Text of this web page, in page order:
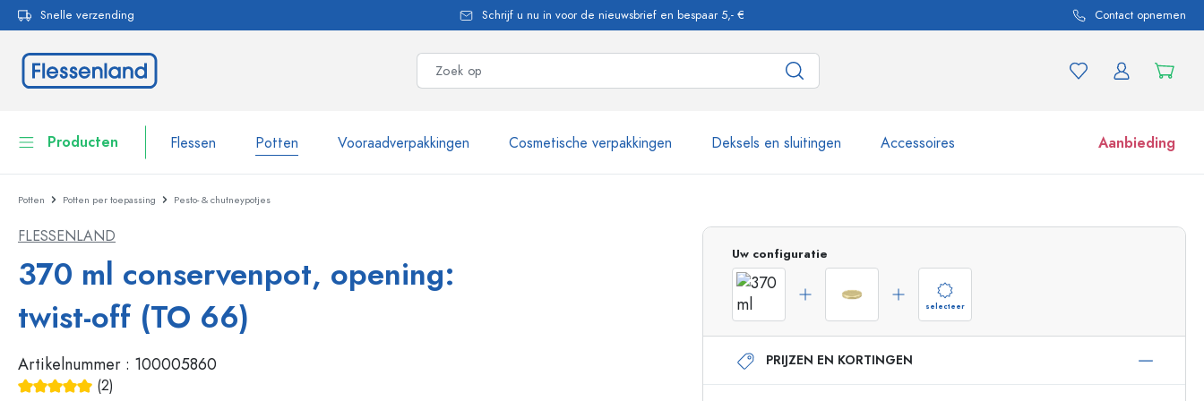
Ga naar de hoofdnavigatie
Snelle verzending Schrijf u nu in voor de nieuwsbrief en bespaar 5,- € Contact opnemen
Producten Flessen Potten Vooraadverpakkingen Cosmetische verpakkingen Deksels en sluitingen Accessoires Aanbieding
Flessen
Vooraadverpakkingen
Servies
Cosmetische verpakkingen
Toon alles Flessen
WECK flessen
Glazen flessen 750 ml
Glazen flessen 1000 ml
Potten e potjes
Nu winkelen
Potten Potten per toepassing Pesto- & chutneypotjes
FLESSENLAND
370 ml conservenpot, opening:
twist-off (TO 66)
Artikelnummer : 100005860
(2)
Uw configuratie
selecteer
PRIJZEN EN KORTINGEN